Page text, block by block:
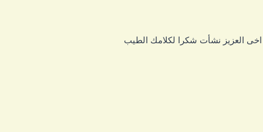
العزيز نشأت شكرا لكلامك الطيب